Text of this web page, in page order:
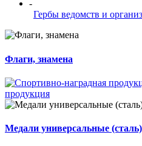
-
Гербы ведомств и
Флаги, знамена
продукция
Медали универсальные (сталь)